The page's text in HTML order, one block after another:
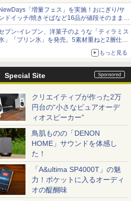
めた「豚カルビ丼」も復活
「増量フェス」を実施！おにぎり/サ
ドイッチ/焼きそばなど16品が値段そのままで
リュームアップ
ブン-イレブン、洋菓子のような「ティラミス
」「プリン氷」を発売。5素材重ねと2層仕立
もっと見る
Special Site
クリエイティブが作った2万
円台の“小さなピュアオーデ
ィオスピーカー”
鳥肌ものの「DENON
HOME」サウンドを体感し
た！
「A&ultima SP4000T」の魅
力！ポケットに入るオーディ
オの醍醐味